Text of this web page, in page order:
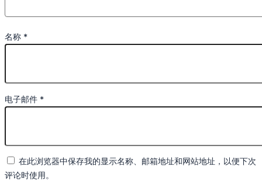
名称 *
电子邮件 *
在此浏览器中保存我的显示名称、邮箱地址和网站地址，以便下次
评论时使用。